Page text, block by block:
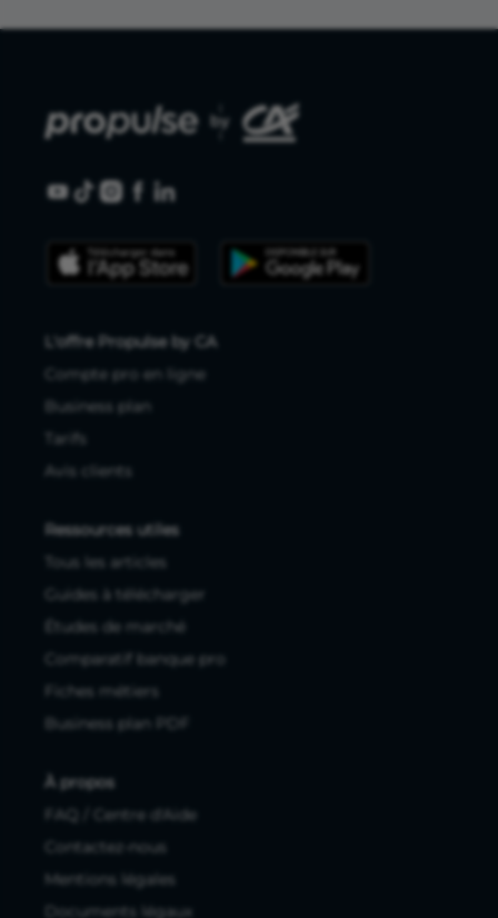
L'offre Propulse by CA
Compte pro en ligne
Business plan
Tarifs
Avis clients
Ressources utiles
Tous les articles
Guides à télécharger
Études de marché
Comparatif banque pro
Fiches métiers
Business plan PDF
À propos
FAQ / Centre d'Aide
Contactez-nous
Mentions légales
Documents légaux